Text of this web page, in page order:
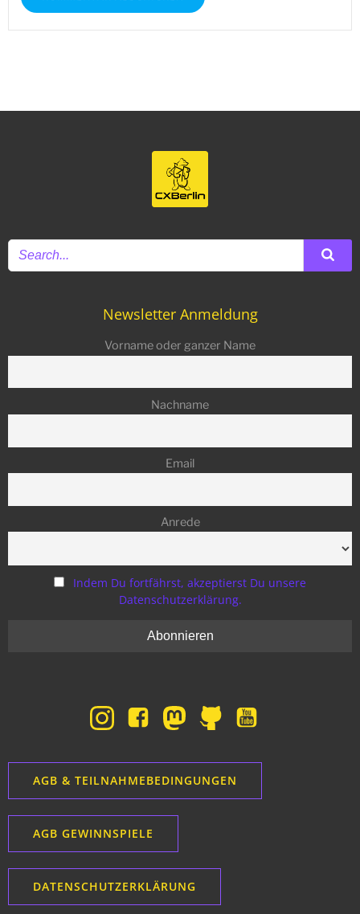
Newsletter Anmeldung
Vorname oder ganzer Name
Nachname
Email
Anrede
Indem Du fortfährst, akzeptierst Du unsere
Datenschutzerklärung.
AGB & TEILNAHMEBEDINGUNGEN
AGB GEWINNSPIELE
DATENSCHUTZERKLÄRUNG